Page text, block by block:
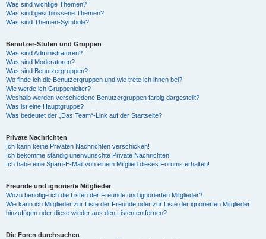
Was sind wichtige Themen?
Was sind geschlossene Themen?
Was sind Themen-Symbole?
Benutzer-Stufen und Gruppen
Was sind Administratoren?
Was sind Moderatoren?
Was sind Benutzergruppen?
Wo finde ich die Benutzergruppen und wie trete ich ihnen bei?
Wie werde ich Gruppenleiter?
Weshalb werden verschiedene Benutzergruppen farbig dargestellt?
Was ist eine Hauptgruppe?
Was bedeutet der „Das Team“-Link auf der Startseite?
Private Nachrichten
Ich kann keine Privaten Nachrichten verschicken!
Ich bekomme ständig unerwünschte Private Nachrichten!
Ich habe eine Spam-E-Mail von einem Mitglied dieses Forums erhalten!
Freunde und ignorierte Mitglieder
Wozu benötige ich die Listen der Freunde und ignorierten Mitglieder?
Wie kann ich Mitglieder zur Liste der Freunde oder zur Liste der ignorierten Mitglieder
hinzufügen oder diese wieder aus den Listen entfernen?
Die Foren durchsuchen